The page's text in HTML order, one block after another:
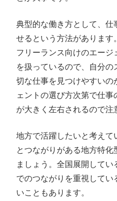
典型的な働き方として、
せるという方法があります。
フリーランス向けのエー
を扱っているので、自分
切な仕事を見つけやすい
ェントの選び方次第で仕
が大きく左右されるので注
地方で活躍したいと考え
とつながりがある地方特
ましょう。全国展開して
でのつながりを重視して
いこともあります。